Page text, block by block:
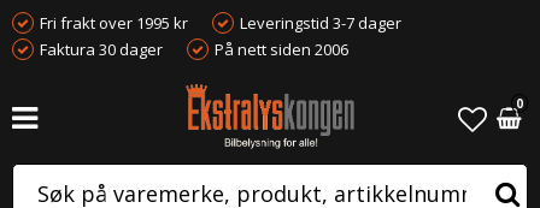
Fri frakt over 1995 kr
Leveringstid 3-7 dager
Faktura 30 dager
På nett siden 2006
0